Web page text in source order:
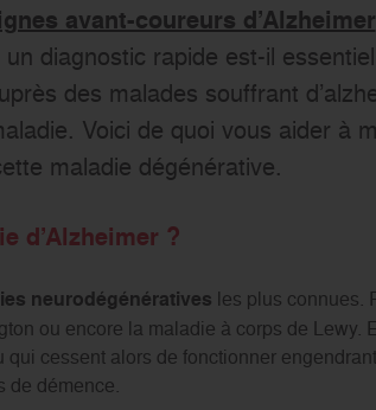
avant-coureurs d’Alzheimer
diagnostic rapide est-il
des malades souffrant
Voici de quoi vous aider à
maladie dégénérative.
d’Alzheimer ?
neurodégénératives les plus connues.
ou encore la maladie à corps de Lewy.
cessent alors de fonctionner
de démence.